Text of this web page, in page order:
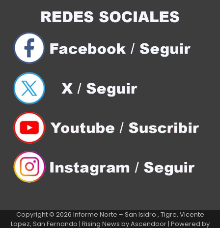
Copyright © 2026 Informe Norte – San Isidro , Tigre, Vicente
Lopez, San Fernando | Rising News byAscendoor| Powered by